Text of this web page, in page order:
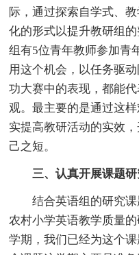
际，通过探索自学式、
化的形式以提升教研组
组有5位青年教师参加青
用这个机会，以任务驱
功大赛中的表现，都能
观。最主要的是通过这
实提高教研活动的实效
己之短。
三、认真开展课题研
结合英语组的研究
农村小学英语教学质量
学期，我们已经为这个